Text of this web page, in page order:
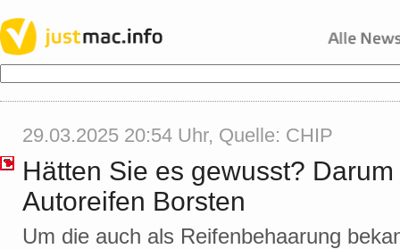
29.03.2025 20:54 Uhr, Quelle: CHIP
Hätten Sie es gewusst?
Autoreifen Borsten
Um die auch als Reifenbehaarung